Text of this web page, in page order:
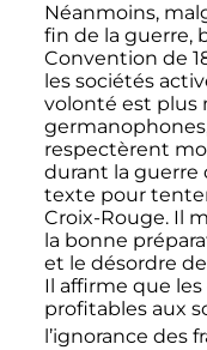
Néanmoins,
fin de la guerre,
Convention de
les sociétés
volonté est plus
respectèrent
durant la guerre
texte pour
Croix-Rouge. Il
la bonne
et le désordre
Il affirme que
profitables aux
l’ignorance des